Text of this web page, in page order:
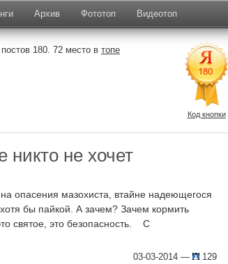
Архив Фототоп Видеотоп
180. 72 место в топе
Код кнопки
никто не хочет
опасения мазохиста, втайне надеющегося
бы пайкой. А зачем? Зачем кормить
святое, это безопасность. С
03-03-2014 — 129